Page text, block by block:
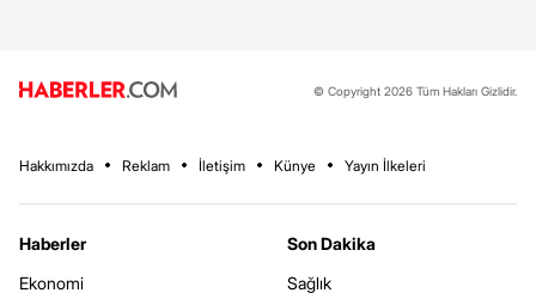
© Copyright 2026 Tüm Hakları Gizlidir.
Hakkımızda Reklam İletişim Künye Yayın İlkeleri
Haberler
Ekonomi
Son Dakika
Sağlık